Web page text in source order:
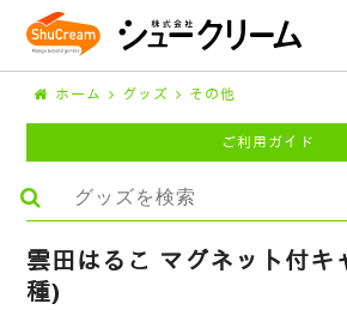
ホーム グッズ その他
ご利用ガイド
雲田はるこ マグネット付キ
種)